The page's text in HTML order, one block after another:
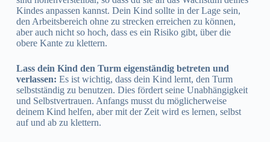
Kindes anpassen kannst. Dein Kind sollte in der Lage sein,
den Arbeitsbereich ohne zu strecken erreichen zu können,
aber auch nicht so hoch, dass es ein Risiko gibt, über die
obere Kante zu klettern.
Lass dein Kind den Turm eigenständig betreten und
verlassen: Es ist wichtig, dass dein Kind lernt, den Turm
selbstständig zu benutzen. Dies fördert seine Unabhängigkeit
und Selbstvertrauen. Anfangs musst du möglicherweise
deinem Kind helfen, aber mit der Zeit wird es lernen, selbst
auf und ab zu klettern.